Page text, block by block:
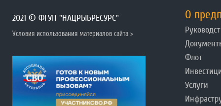
2021 © ФГУП "НАЦРЫБРЕСУРС"
Условия использования материалов сайта >
О
Флот
Услуги